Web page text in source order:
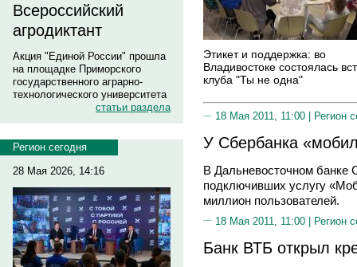
Всероссийский
агродиктант
Акция "Единой России" прошла
на площадке Приморского
государственного аграрно-
технологического университета
статьи раздела
Регион сегодня
28 Мая 2026, 14:16
Этикет и поддержка: во
Владивостоке состоялась
клуба "Ты не одна"
18 Мая 2011, 11:00 | Регион
У Сбербанка
В Дальневосточном банке
подключивших услугу
миллион пользователей.
18 Мая 2011, 11:00 | Регион
Банк ВТБ открыл